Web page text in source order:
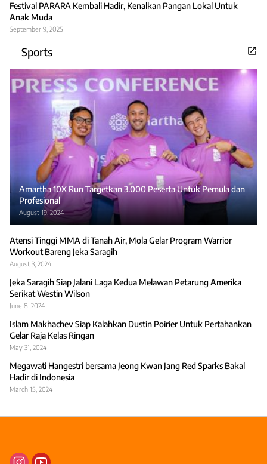
Festival PARARA Kembali Hadir, Kenalkan Pangan Lokal Untuk
Anak Muda
September 9, 2025
Sports
Amartha 10X Run Targetkan 3.000 Peserta Untuk Pemula dan
Profesional
August 19, 2024
Atensi Tinggi MMA di Tanah Air, Mola Gelar Program Warrior
Workout Bareng Jeka Saragih
August 3, 2024
Jeka Saragih Siap Jalani Laga Kedua Melawan Petarung Amerika
Serikat Westin Wilson
June 8, 2024
Islam Makhachev Siap Kalahkan Dustin Poirier Untuk Pertahankan
Gelar Raja Kelas Ringan
May 31, 2024
Megawati Hangestri bersama Jeong Kwan Jang Red Sparks Bakal
Hadir di Indonesia
March 15, 2024